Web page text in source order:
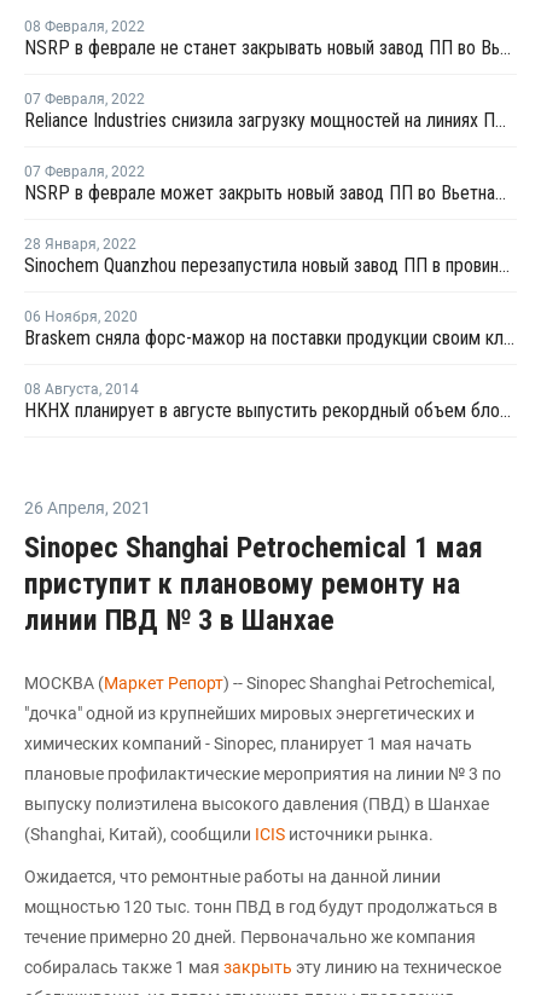
08 Февраля, 2022
NSRP в феврале не станет закрывать новый завод ПП во Вьетнаме
07 Февраля, 2022
Reliance Industries снизила загрузку мощностей на линиях ПП в Джамнагаре на 20-30%
07 Февраля, 2022
NSRP в феврале может закрыть новый завод ПП во Вьетнаме из-за нехватки сырья
28 Января, 2022
Sinochem Quanzhou перезапустила новый завод ПП в провинции Фуцзянь после планового ремонта
06 Ноября, 2020
Braskem сняла форс-мажор на поставки продукции своим клиентам в Мексике и США
08 Августа, 2014
НКНХ планирует в августе выпустить рекордный объем блок-сополимеров пропилена
26 Апреля, 2021
Sinopec Shanghai Petrochemical 1 мая
приступит к плановому ремонту на
линии ПВД № 3 в Шанхае
МОСКВА (Маркет Репорт) -- Sinopec Shanghai Petrochemical,
"дочка" одной из крупнейших мировых энергетических и
химических компаний - Sinopec, планирует 1 мая начать
плановые профилактические мероприятия на линии № 3 по
выпуску полиэтилена высокого давления (ПВД) в Шанхае
(Shanghai, Китай), сообщили ICIS источники рынка.
Ожидается, что ремонтные работы на данной линии
мощностью 120 тыс. тонн ПВД в год будут продолжаться в
течение примерно 20 дней. Первоначально же компания
собиралась также 1 мая закрыть эту линию на техническое